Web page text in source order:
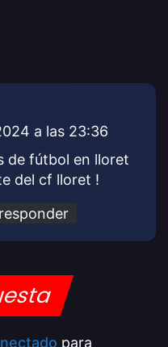
a las 23:36
de fútbol en lloret
del cf lloret !
para